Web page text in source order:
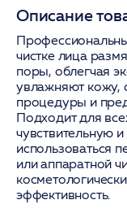
Описание
чистке лица
поры, облегчая
увлажняют кожу,
процедуры и
Подходит для
чувствительную
использоваться
или аппаратной
эффективность.